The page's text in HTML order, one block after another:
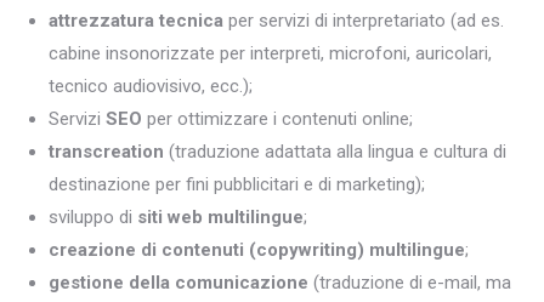
attrezzatura tecnica per servizi di interpretariato (ad es.
cabine insonorizzate per interpreti, microfoni, auricolari,
tecnico audiovisivo, ecc.);
Servizi SEO per ottimizzare i contenuti online;
transcreation (traduzione adattata alla lingua e cultura di
destinazione per fini pubblicitari e di marketing);
sviluppo di siti web multilingue;
creazione di contenuti (copywriting) multilingue;
gestione della comunicazione (traduzione di e-mail, ma